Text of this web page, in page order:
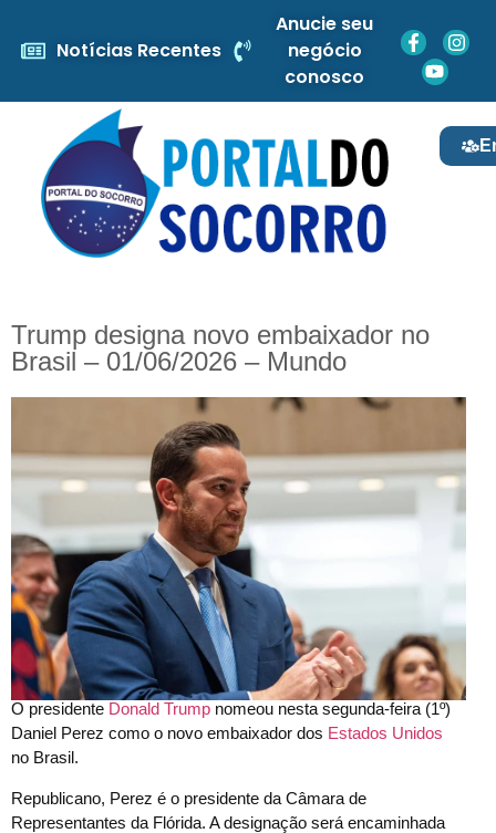
Notícias Recentes
Anucie seu
negócio
conosco
Trump designa novo embaixador no
Brasil – 01/06/2026 – Mundo
O presidente Donald Trump nomeou nesta segunda-feira (1º)
Daniel Perez como o novo embaixador dos Estados Unidos
no Brasil.
Republicano, Perez é o presidente da Câmara de
Representantes da Flórida. A designação será encaminhada